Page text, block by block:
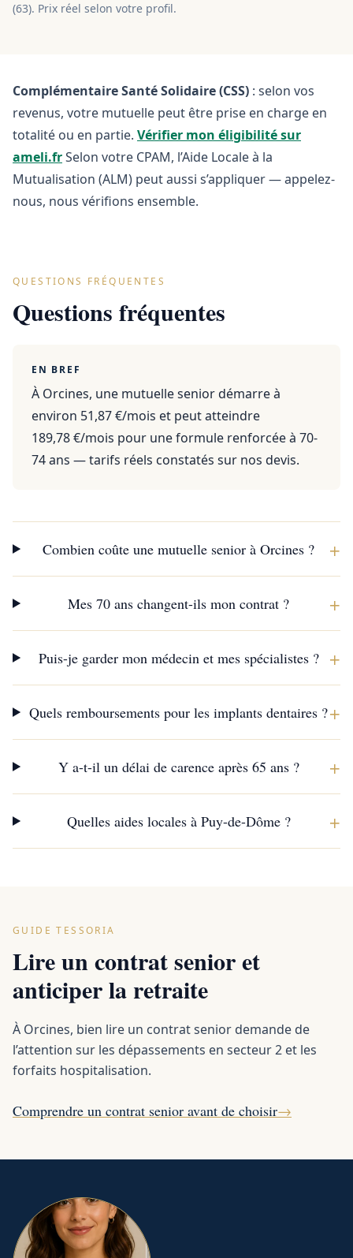
(63). Prix réel selon votre profil.
Complémentaire Santé Solidaire (CSS) : selon vos
revenus, votre mutuelle peut être prise en charge en
totalité ou en partie. Vérifier mon éligibilité sur
ameli.frSelon votre CPAM, l’Aide Locale à la
Mutualisation (ALM) peut aussi s’appliquer — appelez-
nous, nous vérifions ensemble.
QUESTIONS FRÉQUENTES
Questions fréquentes
EN BREF
À Orcines, une mutuelle senior démarre à
environ 51,87 €/mois et peut atteindre
189,78 €/mois pour une formule renforcée à 70-
74 ans — tarifs réels constatés sur nos devis.
Combien coûte une mutuelle senior à Orcines ? +
Mes 70 ans changent-ils mon contrat ? +
Puis-je garder mon médecin et mes spécialistes ? +
Quels remboursements pour les implants dentaires ?+
Y a-t-il un délai de carence après 65 ans ? +
Quelles aides locales à Puy-de-Dôme ? +
GUIDE TESSORIA
Lire un contrat senior et
anticiper la retraite
À Orcines, bien lire un contrat senior demande de
l’attention sur les dépassements en secteur 2 et les
forfaits hospitalisation.
Comprendre un contrat senior avant de choisir→